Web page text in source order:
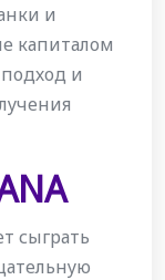
и
капиталом
и
сыграть